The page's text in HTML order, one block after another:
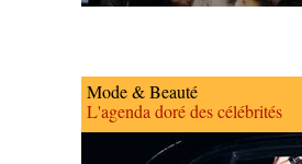
Mode & Beauté
L'agenda doré des célébrités